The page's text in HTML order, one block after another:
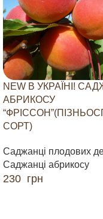
NEW В УКРАЇНІ!
АБРИКОСУ
СОРТ)
Саджанці плодових
Саджанці абрикосу
230 грн